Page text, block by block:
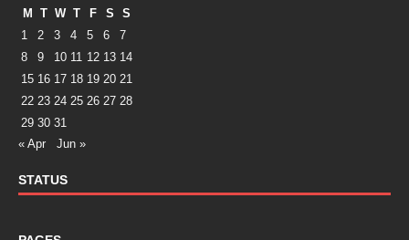
M T W T F S
S
1
2 3 4 5 6
7
8
9 10 11 12 13 14
15 16 17 18 19 20 21
22 23 24 25 26 27 28
29 30 31
« Apr
Jun »
STATUS